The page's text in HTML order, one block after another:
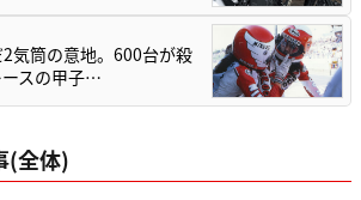
気筒の意地。600台が殺
スの甲子…
(全体)